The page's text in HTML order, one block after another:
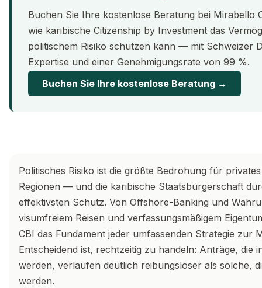
Buchen Sie Ihre kostenlose Beratung bei Mirabello
wie karibische Citizenship by Investment das
politischem Risiko schützen kann — mit Schweizer
Expertise und einer Genehmigungsrate von 99 %.
Buchen Sie Ihre kostenlose Beratung →
Politisches Risiko ist die größte Bedrohung für
Regionen — und die karibische Staatsbürgerschaft
effektivsten Schutz. Von Offshore-Banking und
visumfreiem Reisen und verfassungsmäßigem
CBI das Fundament jeder umfassenden Strategie zur
Entscheidend ist, rechtzeitig zu handeln: Anträge, die
werden, verlaufen deutlich reibungsloser als solche,
werden.